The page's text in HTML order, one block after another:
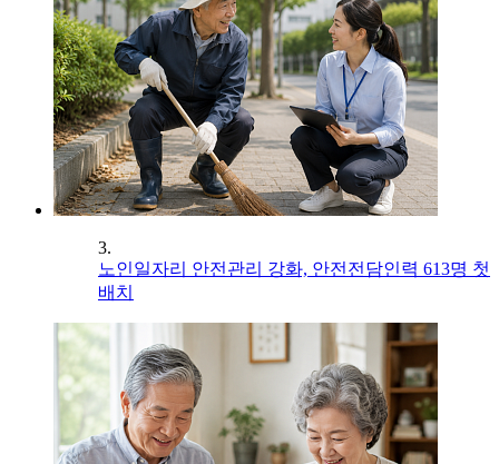
3.
노인일자리 안전관리 강화, 안전전담인력 613명 첫
배치